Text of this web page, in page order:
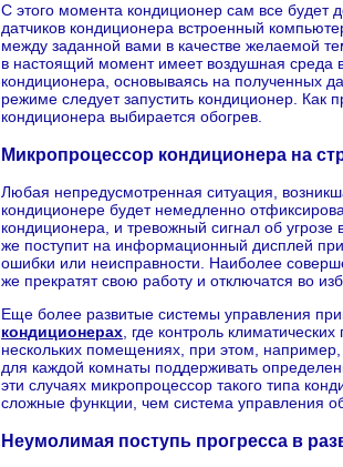
С этого момента кондиционер сам все
датчиков кондиционера встроенный
между заданной вами в качестве желаемой
в настоящий момент имеет воздушная среда
кондиционера, основываясь на полученных
режиме следует запустить кондиционер. Как
кондиционера выбирается обогрев.
Микропроцессор кондиционера на
Любая непредусмотренная ситуация,
кондиционере будет немедленно
кондиционера, и тревожный сигнал об
же поступит на информационный дисплей
ошибки или неисправности. Наиболее
же прекратят свою работу и отключатся во
Еще более развитые системы управления
кондиционерах , где контроль
нескольких помещениях, при этом, например,
для каждой комнаты поддерживать
эти случаях микропроцессор такого типа
сложные функции, чем система управления
Неумолимая поступь прогресса в